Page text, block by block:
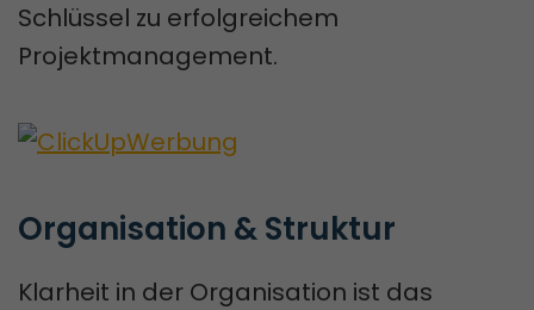
Schlüssel zu erfolgreichem
Projektmanagement.
Organisation & Struktur
Klarheit in der Organisation ist das